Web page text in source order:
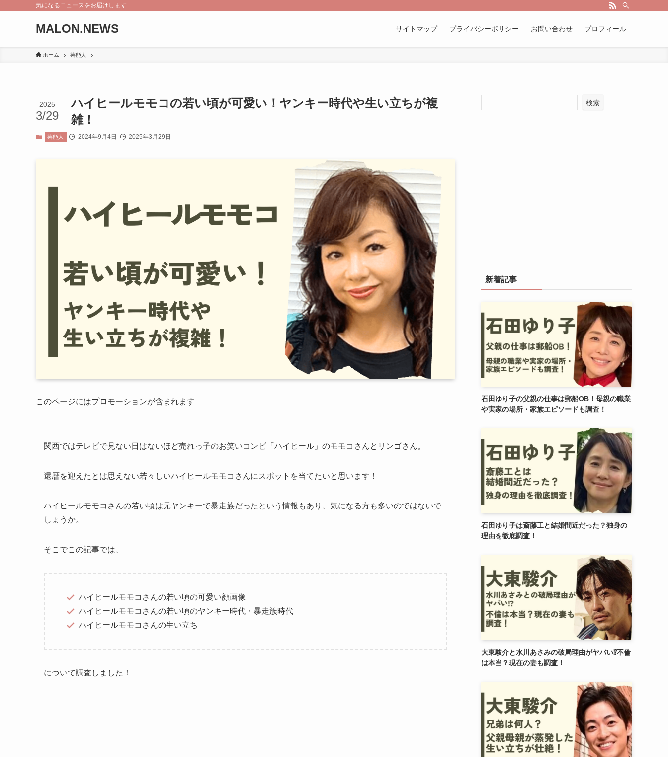
気になるニュースをお届けします
MALON.NEWS サイトマップ プライバシーポリシー お問い合わせ プロフィール
ホーム 芸能人
ハイヒールモモコの若い頃が可愛い！ヤンキー時代や生い立ちが複
雑！
2025
3/29
芸能人 2024年9月4日 2025年3月29日
このページにはプロモーションが含まれます
関西ではテレビで見ない日はないほど売れっ子のお笑いコンビ「ハイヒール」のモモコさんとリンゴさん。
還暦を迎えたとは思えない若々しいハイヒールモモコさんにスポットを当てたいと思います！
ハイヒールモモコさんの若い頃は元ヤンキーで暴走族だったという情報もあり、気になる方も多いのではないで
しょうか。
そこでこの記事では、
ハイヒールモモコさんの若い頃の可愛い顔画像
ハイヒールモモコさんの若い頃のヤンキー時代・暴走族時代
ハイヒールモモコさんの生い立ち
について調査しました！
検索
新着記事
石田ゆり子の父親の仕事は郵船OB！母親の職業
や実家の場所・家族エピソードも調査！
石田ゆり子は斎藤工と結婚間近だった？独身の
理由を徹底調査！
大東駿介と水川あさみの破局理由がヤバい⁉︎不倫
は本当？現在の妻も調査！